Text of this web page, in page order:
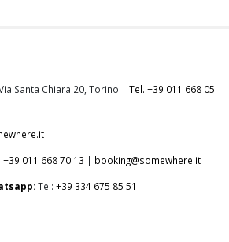
Santa Chiara 20, Torino | Tel. +39 011 668 05
+39 011 668 70 13 | booking@somewhere.it
:Tel: +39 334 675 85 51